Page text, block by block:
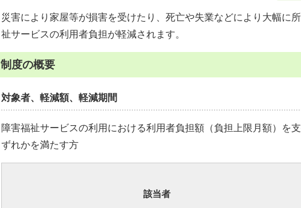
災害により家屋等が損害を受けたり、死亡や失業などにより大幅に
祉サービスの利用者負担が軽減されます。
制度の概要
対象者、軽減額、軽減期間
障害福祉サービスの利用における利用者負担額（負担上限月額）を
ずれかを満たす方
該当者